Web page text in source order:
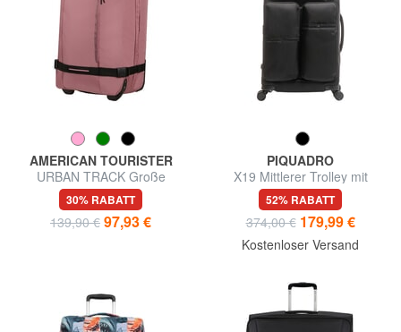
AMERICAN TOURISTER
URBAN TRACK Große
Trolley-Tasche
30% RABATT
139,90 € 97,93 €
PIQUADRO
X19 Mittlerer Trolley mit
Taschen
52% RABATT
374,00 € 179,99 €
Kostenloser Versand